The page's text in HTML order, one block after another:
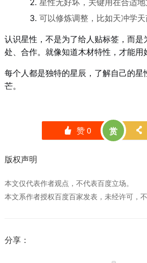
星性无好坏，关键用在合适地
可以修炼调整，比如天冲学天
认识星性，不是为了给人贴标签，而是
处、合作。就像知道木材特性，才能用
每个人都是独特的星辰，了解自己的星
芒。
󰄼 赞0 赏 󰄯
版权声明
本文仅代表作者观点，不代表百度立场。
本文系作者授权百度百家发表，未经许可，不
分享：